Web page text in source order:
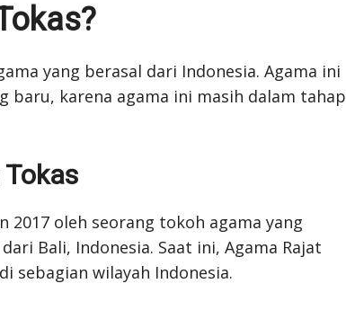
yang berasal dari Indonesia. Agama ini
baru, karena agama ini masih dalam tahap
2017 oleh seorang tokoh agama yang
Bali, Indonesia. Saat ini, Agama Rajat
sebagian wilayah Indonesia.